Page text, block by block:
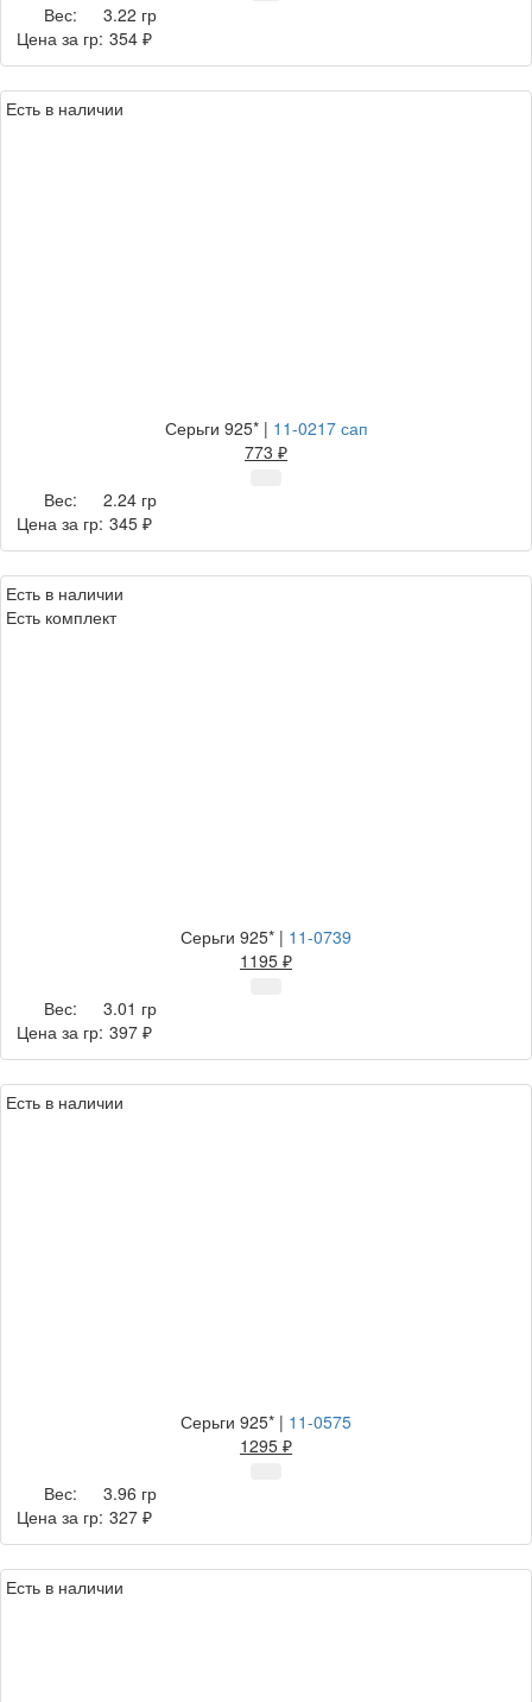
Вес:
3.22 гр
Цена за гр: 354 ₽
Есть в наличии
Серьги 925* | 11-0217 сап
773 ₽
Вес:
2.24 гр
Цена за гр: 345 ₽
Есть в наличии
Есть комплект
Серьги 925* | 11-0739
1195 ₽
Вес:
3.01 гр
Цена за гр: 397 ₽
Есть в наличии
Серьги 925* | 11-0575
1295 ₽
Вес:
3.96 гр
Цена за гр: 327 ₽
Есть в наличии